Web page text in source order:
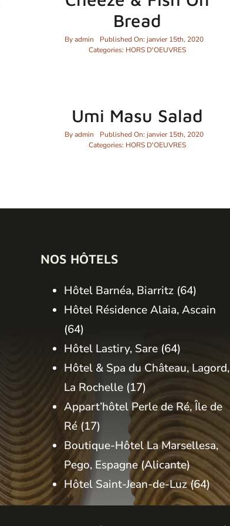
Bread
Byadmin
Published On: janvier 15th, 2020
Categories: HORS D'OEUVRES
Umi Masu Salad
Byadmin
Published On: janvier 15th, 2020
Categories: HORS D'OEUVRES
NOS HÔTELS
Hôtel Barnéa, Biarritz (64)
Hôtel Résidence Alaia, Ascain
(64)
Hôtel Lastiry, Sare (64)
Hôtel & Spa du Château, Lagord,
La Rochelle (17)
Appart’hôtel Perle de Ré, Île de
Ré (17)
Boutique-Hôtel La Marsellesa,
Pego, Espagne(Alicante)
Hôtel Saint-Jean-de-Luz (64)